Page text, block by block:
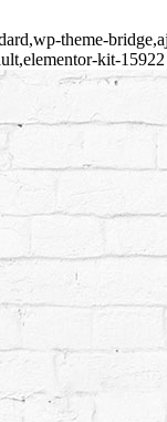
theme-
kit-15922